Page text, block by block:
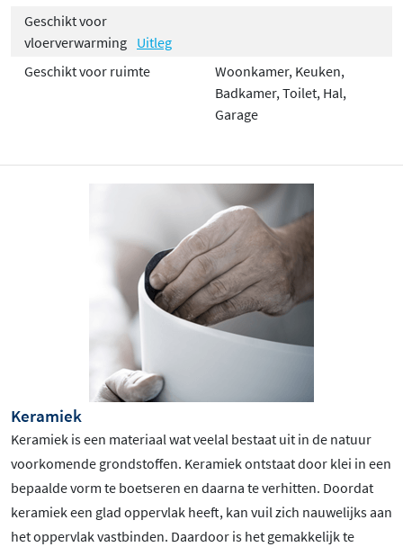
Geschikt voor
vloerverwarming Uitleg
Geschikt voor ruimte
Woonkamer, Keuken,
Badkamer, Toilet, Hal,
Garage
Keramiek
Keramiek is een materiaal wat veelal bestaat uit in de natuur
voorkomende grondstoffen. Keramiek ontstaat door klei in een
bepaalde vorm te boetseren en daarna te verhitten. Doordat
keramiek een glad oppervlak heeft, kan vuil zich nauwelijks aan
het oppervlak vastbinden. Daardoor is het gemakkelijk te